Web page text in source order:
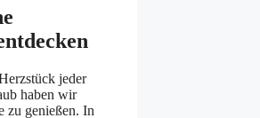
jeder
haben wir
zu genießen. In